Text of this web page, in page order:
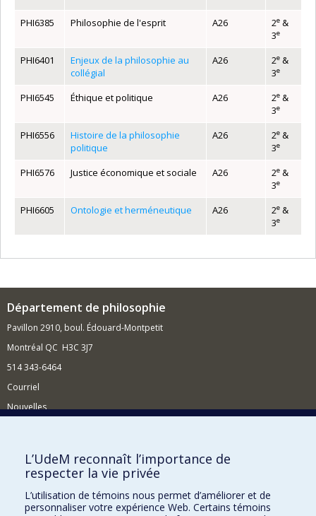
PHI6385 Philosophie de l'esprit A26 2e &
3e
PHI6401
Enjeux de la philosophie au
collégial
A26 2e &
3e
PHI6545 Éthique et politique A26 2e &
3e
PHI6556
Histoire de la philosophie
politique
A26 2e &
3e
PHI6576 Justice économique et sociale A26 2e &
3e
PHI6605 Ontologie et herméneutique A26 2e &
3e
Département de philosophie
Pavillon 2910, boul. Édouard-Montpetit
Montréal QC H3C 3J7
514 343-6464
Courriel
Nouvelles
Comment soutenir le Département?
BESOIN D'AIDE?
Plan du site
L’UdeM reconnaît l’importance de
respecter la vie privée
L’utilisation de témoins nous permet d’améliorer et de
personnaliser votre expérience Web. Certains témoins